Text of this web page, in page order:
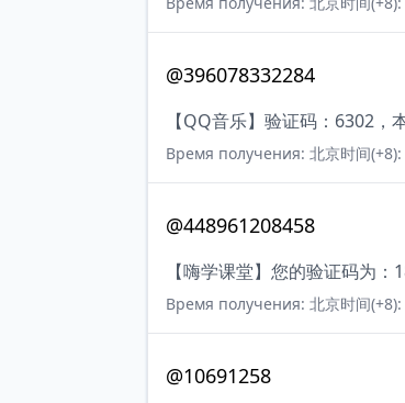
@396078332284
【QQ音乐】验证码：6302，
Время получения: 北京时间
@448961208458
【嗨学课堂】您的验证码为
Время получения: 北京时间
@10691258